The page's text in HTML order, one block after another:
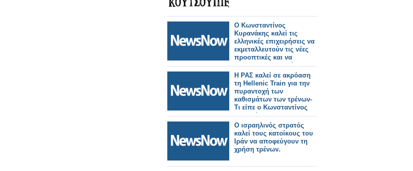
Ο Κωνσταντίνος
Κυρανάκης καλεί τις
ελληνικές επιχειρήσεις να
εκμεταλλευτούν τις νέες
προοπτικές και να
δραστηριοποιηθούν στην
κατασκευή τροχαίου
υλικού στη χώρα.
Η ΡΑΣ καλεί σε ακρόαση
τη Hellenic Train για την
πυραντοχή των
καθισμάτων των τρένων-
Τι είπε ο Κωνσταντίνος
Κυρανάκης.
Ο ισραηλινός στρατός
καλεί τους κατοίκους του
Ιράν να αποφεύγουν τη
χρήση τρένων.